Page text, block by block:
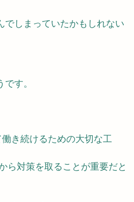
でしまっていたかもしれない
す。
き続けるための大切な工
ら対策を取ることが重要だと